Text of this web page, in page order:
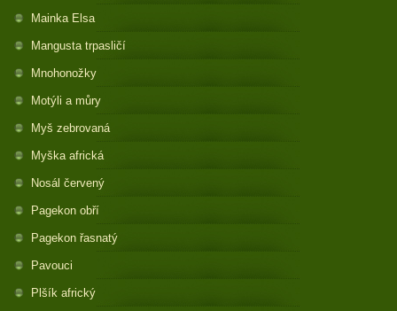
Mainka Elsa
Mangusta trpasličí
Mnohonožky
Motýli a můry
Myš zebrovaná
Myška africká
Nosál červený
Pagekon obří
Pagekon řasnatý
Pavouci
Plšík africký